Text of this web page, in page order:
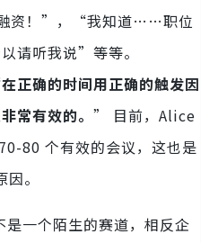
资！”，“我知道……职位
请听我说”等等。
在正确的时间用正确的触发因
常有效的。 ” 目前，Alice
80 个有效的会议，这也是
。
一个陌生的赛道，相反企